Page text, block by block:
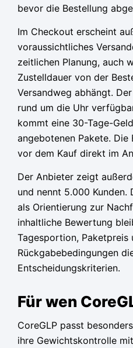
bevor die Bestellung
Im Checkout erscheint
voraussichtliches
zeitlichen Planung, auch
Zustelldauer von der
Versandweg abhängt.
rund um die Uhr
kommt eine 30-Tage-
angebotenen Pakete. Die
vor dem Kauf direkt im
Der Anbieter zeigt
und nennt 5.000 Kunden.
als Orientierung zur
inhaltliche Bewertung
Tagesportion, Paketpreis
Rückgabebedingungen
Entscheidungskriterien.
Für wen
CoreGLP passt
ihre Gewichtskontrolle